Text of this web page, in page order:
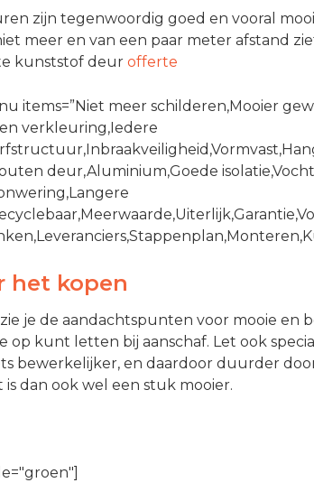
zijn tegenwoordig goed en vooral
meer en van een paar meter afstand
kunststof deur offerte
items=”Niet meer schilderen,Mooier
verkleuring,Iedere
deur,Aluminium,Goede
het kopen
zie je de aandachtspunten voor mooie
op kunt letten bij aanschaf. Let ook
bewerkelijker, en daardoor duurder
is dan ook wel een stuk mooier.